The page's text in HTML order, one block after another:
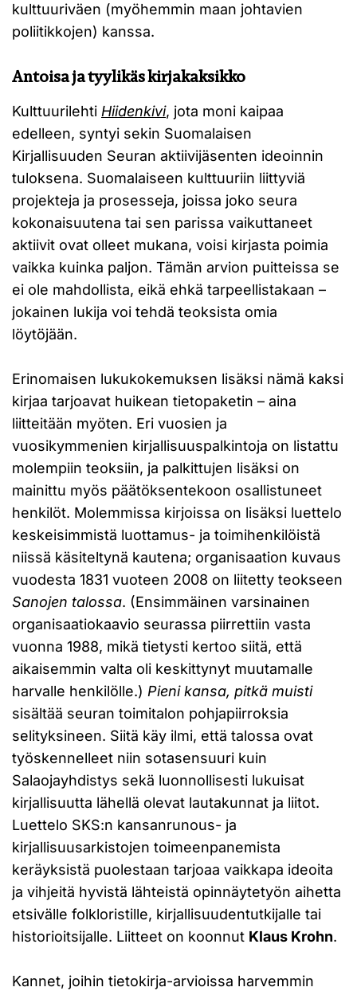
kulttuuriväen (myöhemmin maan johtavien
poliitikkojen) kanssa.
Antoisa ja tyylikäs kirjakaksikko
Kulttuurilehti Hiidenkivi, jota moni kaipaa
edelleen, syntyi sekin Suomalaisen
Kirjallisuuden Seuran aktiivijäsenten ideoinnin
tuloksena. Suomalaiseen kulttuuriin liittyviä
projekteja ja prosesseja, joissa joko seura
kokonaisuutena tai sen parissa vaikuttaneet
aktiivit ovat olleet mukana, voisi kirjasta poimia
vaikka kuinka paljon. Tämän arvion puitteissa se
ei ole mahdollista, eikä ehkä tarpeellistakaan –
jokainen lukija voi tehdä teoksista omia
löytöjään.
Erinomaisen lukukokemuksen lisäksi nämä kaksi
kirjaa tarjoavat huikean tietopaketin – aina
liitteitään myöten. Eri vuosien ja
vuosikymmenien kirjallisuuspalkintoja on listattu
molempiin teoksiin, ja palkittujen lisäksi on
mainittu myös päätöksentekoon osallistuneet
henkilöt. Molemmissa kirjoissa on lisäksi luettelo
keskeisimmistä luottamus- ja toimihenkilöistä
niissä käsiteltynä kautena; organisaation kuvaus
vuodesta 1831 vuoteen 2008 on liitetty teokseen
Sanojen talossa. (Ensimmäinen varsinainen
organisaatiokaavio seurassa piirrettiin vasta
vuonna 1988, mikä tietysti kertoo siitä, että
aikaisemmin valta oli keskittynyt muutamalle
harvalle henkilölle.) Pieni kansa, pitkä muisti
sisältää seuran toimitalon pohjapiirroksia
selityksineen. Siitä käy ilmi, että talossa ovat
työskennelleet niin sotasensuuri kuin
Salaojayhdistys sekä luonnollisesti lukuisat
kirjallisuutta lähellä olevat lautakunnat ja liitot.
Luettelo SKS:n kansanrunous- ja
kirjallisuusarkistojen toimeenpanemista
keräyksistä puolestaan tarjoaa vaikkapa ideoita
ja vihjeitä hyvistä lähteistä opinnäytetyön aihetta
etsivälle folkloristille, kirjallisuudentutkijalle tai
historioitsijalle. Liitteet on koonnut Klaus Krohn.
Kannet, joihin tietokirja-arvioissa harvemmin